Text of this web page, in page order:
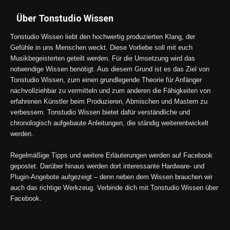
Über Tonstudio Wissen
Tonstudio Wissen liebt den hochwertig produzierten Klang, der
Gefühle in uns Menschen weckt. Diese Vorliebe soll mit euch
Musikbegeisterten geteilt werden. Für die Umsetzung wird das
notwendige Wissen benötigt. Aus diesem Grund ist es das Ziel von
Tonstudio Wissen, zum einen grundlegende Theorie für Anfänger
nachvollziehbar zu vermitteln und zum anderen die Fähigkeiten von
erfahrenen Künstler beim Produzieren, Abmischen und Mastern zu
verbessern. Tonstudio Wissen bietet dafür verständliche und
chronologisch aufgebaute Anleitungen, die ständig weiterentwickelt
werden.
Regelmäßige Tipps und weitere Erläuterungen werden auf Facebook
gepostet. Darüber hinaus werden dort interessante Hardware- und
Plugin-Angebote aufgezeigt – denn neben dem Wissen brauchen wir
auch das richtige Werkzeug. Verbinde dich mit Tonstudio Wissen über
Facebook.